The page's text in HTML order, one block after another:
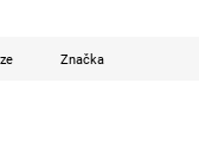
Značka